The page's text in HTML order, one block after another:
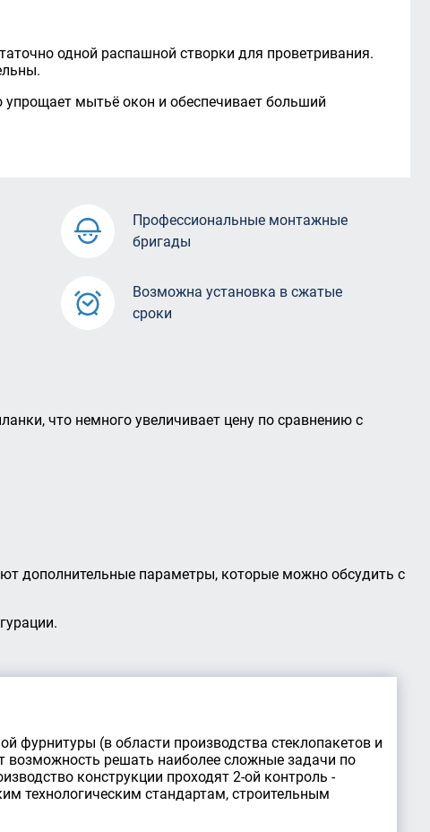
одной распашной створки для проветривания.
мытьё окон и обеспечивает больший
Профессиональные монтажные
бригады
Возможна установка в сжатые
сроки
что немного увеличивает цену по сравнению с
дополнительные параметры, которые можно обсудить с
фурнитуры (в области производства стеклопакетов и
решать наиболее сложные задачи по
конструкции проходят 2-ой контроль -
технологическим стандартам, строительным